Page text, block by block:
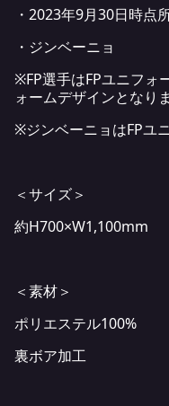
・2023年9月30日時点
・ジンベーニョ
※FP選手はFPユニフォ
ォームデザインとなりま
※ジンベーニョはFPユ
＜サイズ＞
約H700×W1,100mm
＜素材＞
ポリエステル100%
裏ボア加工